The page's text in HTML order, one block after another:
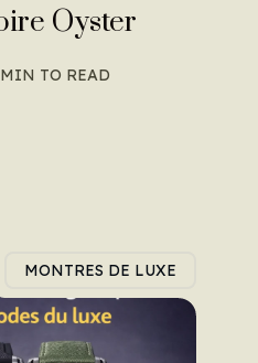
Oyster
TO READ
MONTRES DE LUXE